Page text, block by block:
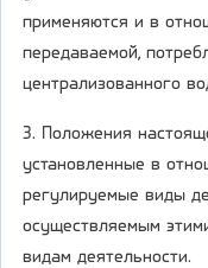
применяются и в
передаваемой,
централизованного
3. Положения
установленные в
регулируемые виды
осуществляемым
видам деятельности.